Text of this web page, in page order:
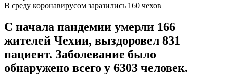
В среду коронавирусом заразились 160 чехов
С начала пандемии умерли 166
жителей Чехии, выздоровел 831
пациент. Заболевание было
обнаружено всего у 6303 человек.